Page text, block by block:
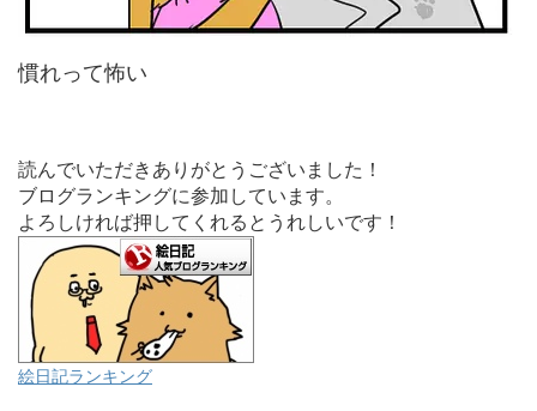
慣れって怖い
読んでいただきありがとうございました！
ブログランキングに参加しています。
よろしければ押してくれるとうれしいです！
絵日記ランキング